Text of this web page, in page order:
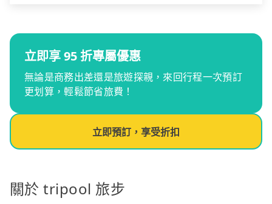
立即享 95 折專屬優惠
無論是商務出差還是旅遊探親，來回行程一次預訂
更划算，輕鬆節省旅費！
立即預訂，享受折扣
關於 tripool 旅步